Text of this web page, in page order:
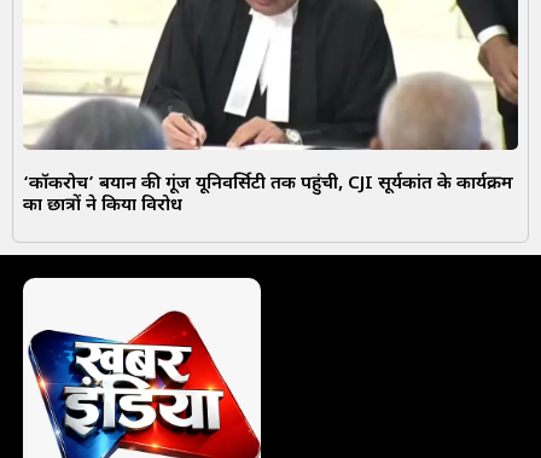
‘कॉकरोच’ बयान की गूंज यूनिवर्सिटी तक पहुंची, CJI सूर्यकांत के कार्यक्रम
का छात्रों ने किया विरोध